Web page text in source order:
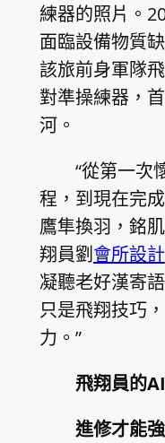
練器的照片。
面臨設備物質
該旅前身軍隊
對準操練器，
河。
“從第一次
程，到現在完
鷹隼換羽，銘
翔員劉 會所設計
凝聽老好漢寄
只是飛翔技巧
力。”
飛翔員的
進修才能